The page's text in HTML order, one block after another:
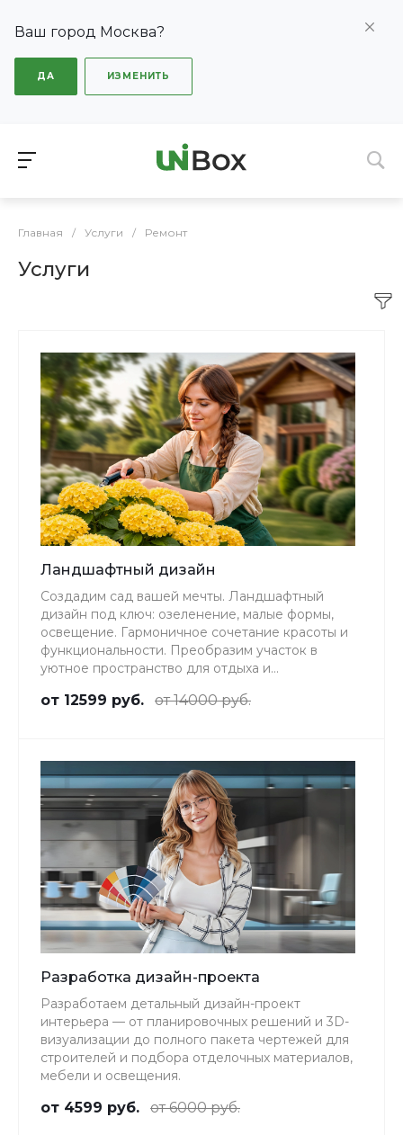
Ваш город Москва?
ДА ИЗМЕНИТЬ
Главная / Услуги / Ремонт
Услуги
Ландшафтный дизайн
Создадим сад вашей мечты. Ландшафтный
дизайн под ключ: озеленение, малые формы,
освещение. Гармоничное сочетание красоты и
функциональности. Преобразим участок в
уютное пространство для отдыха и
от 12599 руб. от 14000 руб.
Разработка дизайн-проекта
Разработаем детальный дизайн-проект
интерьера — от планировочных решений и 3D-
визуализации до полного пакета чертежей для
строителей и подбора отделочных материалов,
мебели и освещения.
от 4599 руб. от 6000 руб.